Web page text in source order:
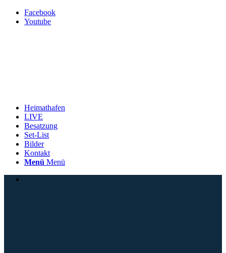
Facebook
Youtube
Heimathafen
LIVE
Besatzung
Set-List
Bilder
Kontakt
Menü Menü